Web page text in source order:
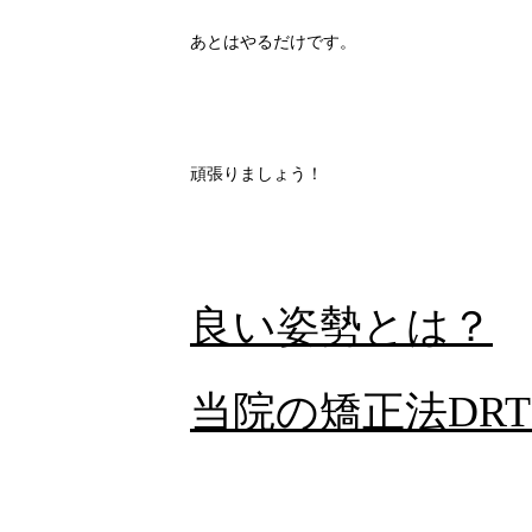
あとはやるだけです。
頑張りましょう！
良い姿勢とは？
当院の矯正法